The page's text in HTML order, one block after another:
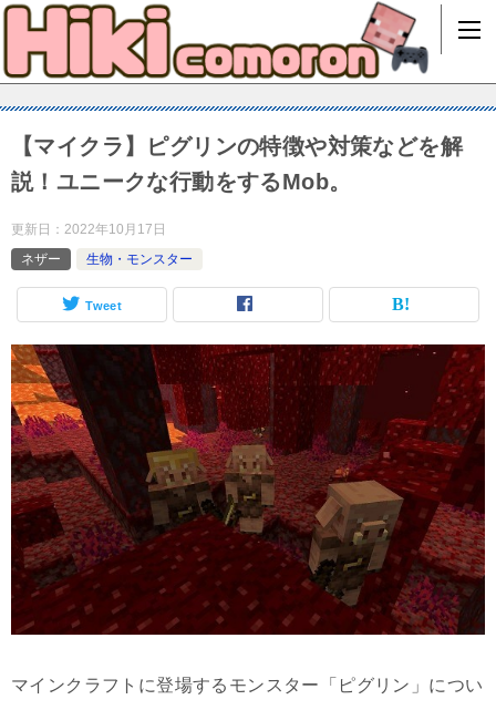
【マイクラ】ピグリンの特徴や対策などを解
説！ユニークな行動をするMob。
更新日： 2022年10月17日
ネザー
生物・モンスター
Tweet
マインクラフトに登場するモンスター「ピグリン」につい